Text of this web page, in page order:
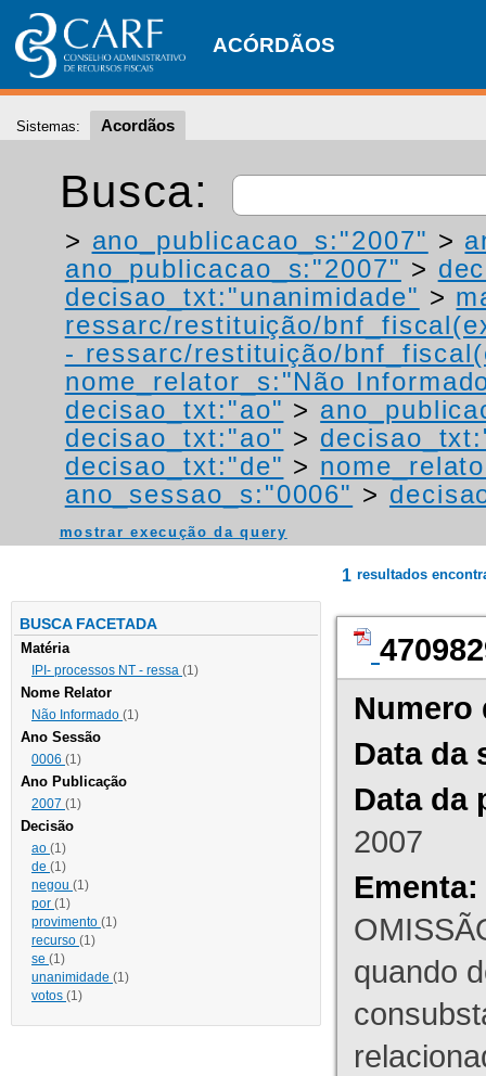
ACÓRDÃOS
Sistemas: Acordãos
Busca:
> ano_publicacao_s:"2007" >
ano_publicacao_s:"2007" >
decisao_txt:"unanimidade" >
ressarc/restituição/
- ressarc/restituição/
nome_relator_s:"Não
decisao_txt:"ao" >
decisao_txt:"ao" >
decisao_txt:"de" >
ano_sessao_s:"0006" >
mostrar execução da query
BUSCA FACETADA
Matéria
IPI- processos NT - ressa (1)
Nome Relator
Não Informado (1)
Ano Sessão
0006 (1)
Ano Publicação
2007 (1)
Decisão
ao (1)
de (1)
negou (1)
por (1)
provimento (1)
recurso (1)
se (1)
unanimidade (1)
votos (1)
1 resultados
Numero
Data da
Data da
2007
Ementa:
quando